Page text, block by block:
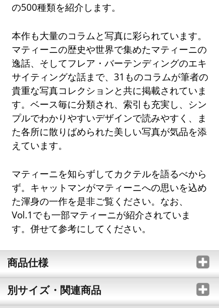
の500種類を紹介します。
本作も大量のコラムと写真に彩られています。
マティーニの歴史や世界で集めたマティーニの
逸話、そしてフレア・バーテンディングのエキ
サイティングな話まで、31ものコラムが筆者の
貴重な写真コレクションと共に掲載されていま
す。ベース毎に分類され、索引も充実し、シン
プルでわかりやすいデザインで読みやすく、ま
た各所に散りばめられた美しい写真が気品を添
えています。
マティーニを知らずしてカクテルを語るべから
ず。キャットマンがマティーニへの思いを込め
た渾身の一作を是非ご覧ください。なお、
Vol.1でも一部マティーニが紹介されていま
す。併せて参考にしてください。
商品仕様
別サイズ・関連商品